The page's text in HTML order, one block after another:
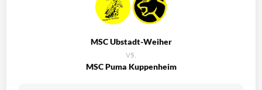
MSC Ubstadt-Weiher
vs.
MSC Puma Kuppenheim